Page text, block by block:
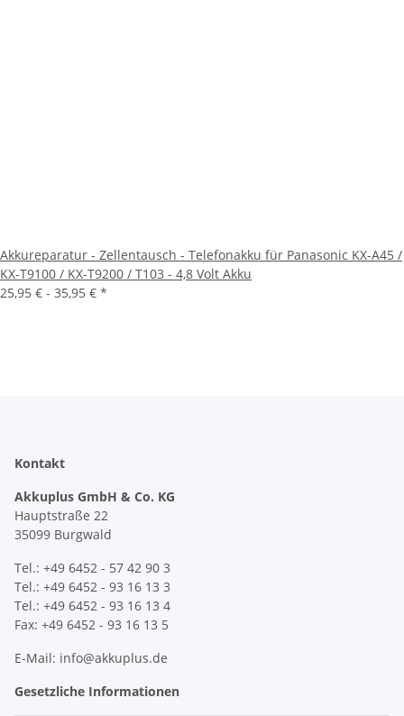
Akkureparatur - Zellentausch - Telefonakku für Panasonic KX-A45 /
KX-T9100 / KX-T9200 / T103 - 4,8 Volt Akku
25,95 € - 35,95 € *
Kontakt
Akkuplus GmbH & Co. KG
Hauptstraße 22
35099 Burgwald
Tel.: +49 6452 - 57 42 90 3
Tel.: +49 6452 - 93 16 13 3
Tel.: +49 6452 - 93 16 13 4
Fax: +49 6452 - 93 16 13 5
E-Mail: info@akkuplus.de
Gesetzliche Informationen